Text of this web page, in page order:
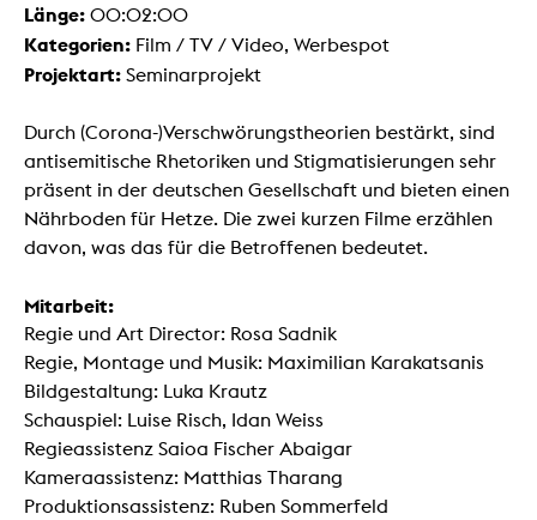
Länge: 00:02:00
Kategorien: Film / TV / Video, Werbespot
Projektart: Seminarprojekt
Durch (Corona-)Verschwörungstheorien bestärkt, sind
antisemitische Rhetoriken und Stigmatisierungen sehr
präsent in der deutschen Gesellschaft und bieten einen
Nährboden für Hetze. Die zwei kurzen Filme erzählen
davon, was das für die Betroffenen bedeutet.
Mitarbeit:
Regie und Art Director: Rosa Sadnik
Regie, Montage und Musik: Maximilian Karakatsanis
Bildgestaltung: Luka Krautz
Schauspiel: Luise Risch, Idan Weiss
Regieassistenz Saioa Fischer Abaigar
Kameraassistenz: Matthias Tharang
Produktionsassistenz: Ruben Sommerfeld